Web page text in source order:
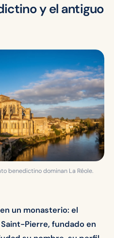
y el antiguo
benedictino dominan La Réole.
un monasterio: el
Pierre, fundado en